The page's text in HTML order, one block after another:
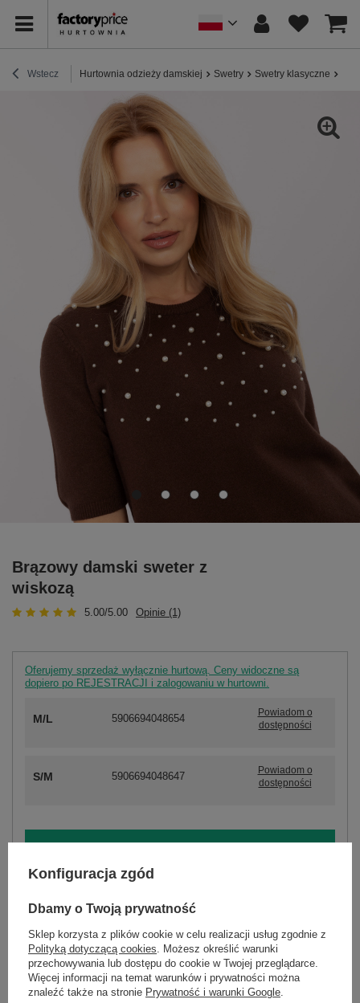
Wstecz Hurtownia odzieży damskiej Swetry Swetry klasyczne
Brązowy damski sweter z
wiskozą
5.00/5.00 Opinie (1)
Oferujemy sprzedaż wyłącznie hurtową. Ceny widoczne są
dopiero po REJESTRACJI i zalogowaniu w hurtowni.
M/L 5906694048654
Powiadom o
dostępności
S/M 5906694048647
Powiadom o
dostępności
Zadzwoń +48 601 547 740 Zadaj pytanie
skład materiału : 50% wiskoza, 28% poliester, 22%
nylon
sposób prania : pranie w pralce w 30°C
Konfiguracja zgód
Dbamy o Twoją prywatność
Sklep korzysta z plików cookie w celu realizacji usług zgodnie z
Polityką dotyczącą cookies . Możesz określić warunki
przechowywania lub dostępu do cookie w Twojej przeglądarce.
Więcej informacji na temat warunków i prywatności można
znaleźć także na stronie Prywatność i warunki Google